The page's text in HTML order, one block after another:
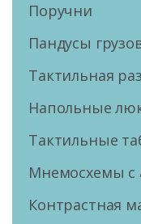
Поручни
Пандусы
Тактильная
Напольные
Тактильные
Мнемосхемы с
Контрастная